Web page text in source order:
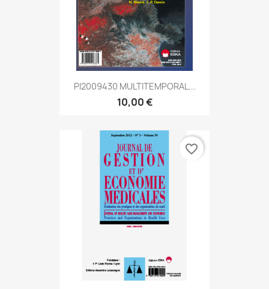
PI2009430 MULTITEMPORAL...
10,00 €
favorite_border